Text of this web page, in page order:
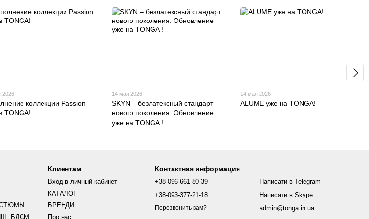
2026
коллекции Passion
TONGA!
14 мая 2026
SKYN – безлатексный стандарт
нового поколения. Обновление
уже на TONGA !
14 мая 2026
ALUME уже на TONGA!
БДСМ
Клиентам
Вход в личный кабинет
КАТАЛОГ
БРЕНДИ
Про нас
Контактная информация
+38-096-661-80-39
+38-093-377-21-18
Перезвонить вам?
Написати в Telegram
Написати в Skype
admin@tonga.in.ua